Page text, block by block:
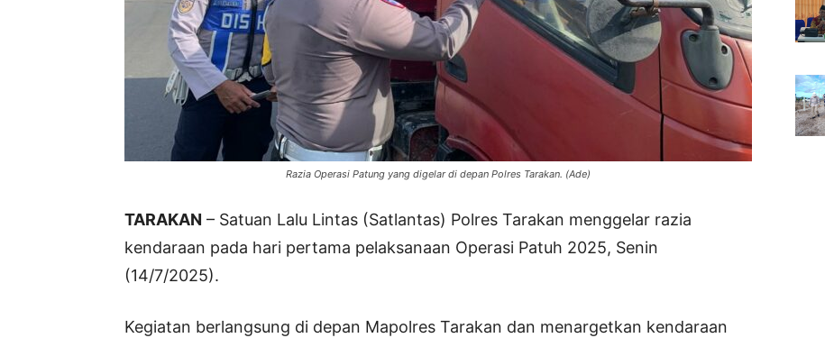
Razia Operasi Patung yang digelar di depan Polres Tarakan. (Ade)
TARAKAN – Satuan Lalu Lintas (Satlantas) Polres Tarakan menggelar razia
kendaraan pada hari pertama pelaksanaan Operasi Patuh 2025, Senin
(14/7/2025).
Kegiatan berlangsung di depan Mapolres Tarakan dan menargetkan kendaraan